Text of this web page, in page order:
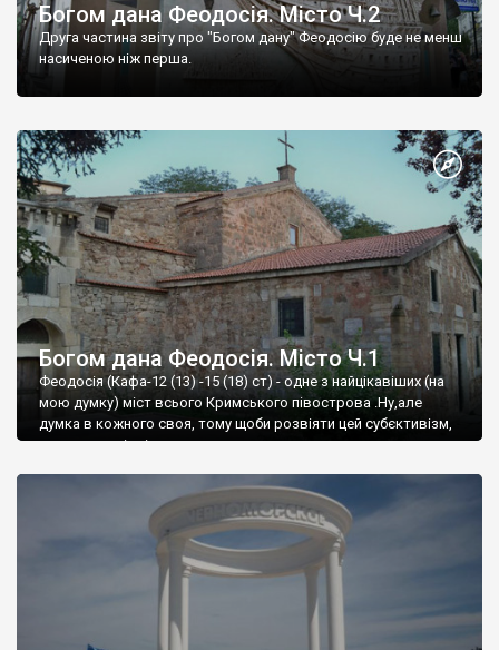
Богом дана Феодосія. Місто Ч.2
Друга частина звіту про "Богом дану" Феодосію буде не менш
насиченою ніж перша.
Богом дана Феодосія. Місто Ч.1
Феодосія (Кафа-12 (13) -15 (18) ст) - одне з найцікавіших (на
мою думку) міст всього Кримського півострова .Ну,але
думка в кожного своя, тому щоби розвіяти цей субєктивізм,
запрошую відвідати це